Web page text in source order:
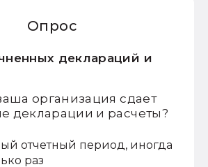
Опрос
деклараций и
организация сдает
декларации и расчеты?
отчетный период, иногда
раз